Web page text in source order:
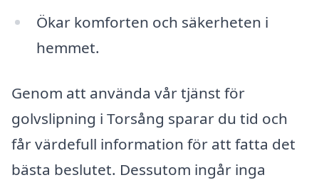
Ökar komforten och säkerheten i
hemmet.
Genom att använda vår tjänst för
golvslipning i Torsång sparar du tid och
får värdefull information för att fatta det
bästa beslutet. Dessutom ingår inga